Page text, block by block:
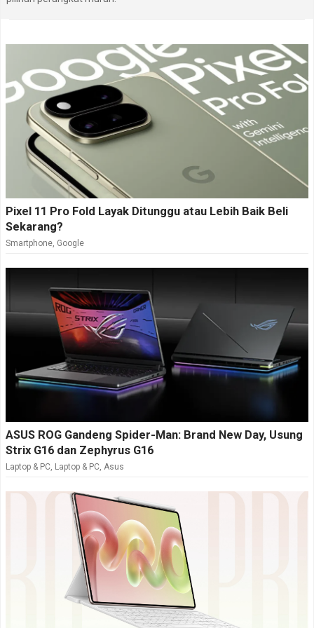
Pixel 11 Pro Fold Layak Ditunggu atau Lebih Baik Beli
Sekarang?
Smartphone Google
ASUS ROG Gandeng Spider-Man: Brand New Day, Usung
Strix G16 dan Zephyrus G16
Laptop & PC Laptop & PC Asus